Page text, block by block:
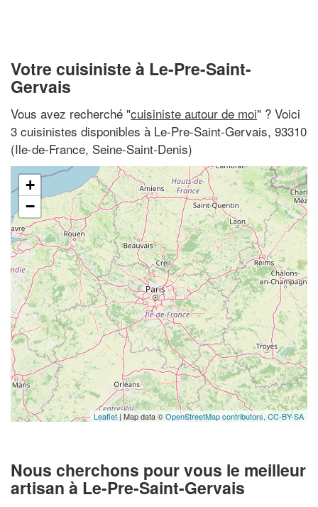
Votre cuisiniste à Le-Pre-Saint-
Gervais
Vous avez recherché "cuisiniste autour de moi" ? Voici
3 cuisinistes disponibles à Le-Pre-Saint-Gervais, 93310
(Ile-de-France, Seine-Saint-Denis)
+
−
Leaflet| Map data ©OpenStreetMap contributors, CC-BY-SA
Nous cherchons pour vous le meilleur
artisan à Le-Pre-Saint-Gervais